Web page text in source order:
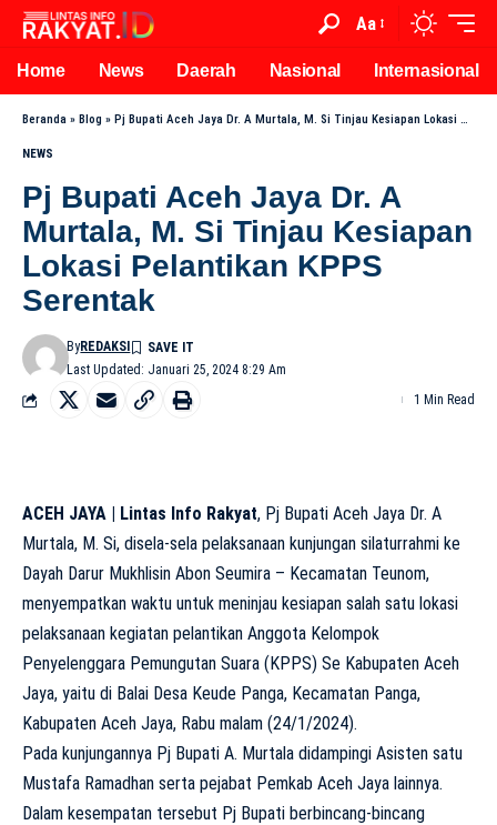
Aa
Home News Daerah Nasional Internasional
Beranda » Blog » Pj Bupati Aceh Jaya Dr. A Murtala, M. Si Tinjau Kesiapan Lokasi Pelantikan KPPS Serentak
NEWS
Pj Bupati Aceh Jaya Dr. A
Murtala, M. Si Tinjau Kesiapan
Lokasi Pelantikan KPPS
Serentak
Last Updated: Januari 25, 2024 8:29 Am
ByREDAKSI
1 Min Read
ACEH JAYA | Lintas Info Rakyat, Pj Bupati Aceh Jaya Dr. A
Murtala, M. Si, disela-sela pelaksanaan kunjungan silaturrahmi ke
Dayah Darur Mukhlisin Abon Seumira – Kecamatan Teunom,
menyempatkan waktu untuk meninjau kesiapan salah satu lokasi
pelaksanaan kegiatan pelantikan Anggota Kelompok
Penyelenggara Pemungutan Suara (KPPS) Se Kabupaten Aceh
Jaya, yaitu di Balai Desa Keude Panga, Kecamatan Panga,
Kabupaten Aceh Jaya, Rabu malam (24/1/2024).
Pada kunjungannya Pj Bupati A. Murtala didampingi Asisten satu
Mustafa Ramadhan serta pejabat Pemkab Aceh Jaya lainnya.
Dalam kesempatan tersebut Pj Bupati berbincang-bincang